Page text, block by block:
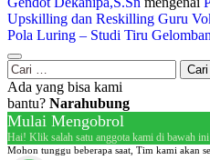
Upskilling dan Reskilling Guru
Pola Luring – Studi Tiru
Cari
untuk:
Ada yang bisa kami
bantu? Narahubung
Mulai Mengobrol
Hai! Klik salah satu anggota kami di bawah
Mohon tunggu beberapa saat, Tim kami akan